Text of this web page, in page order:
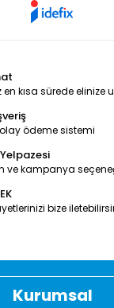
kısa sürede elinize
ödeme sistemi
ve kampanya
bize
Kurumsal